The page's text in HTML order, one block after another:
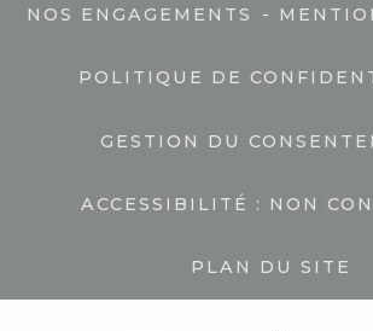
NOS ENGAGEMENTS -
POLITIQUE DE
GESTION DU
ACCESSIBILITÉ : NON
PLAN DU SITE